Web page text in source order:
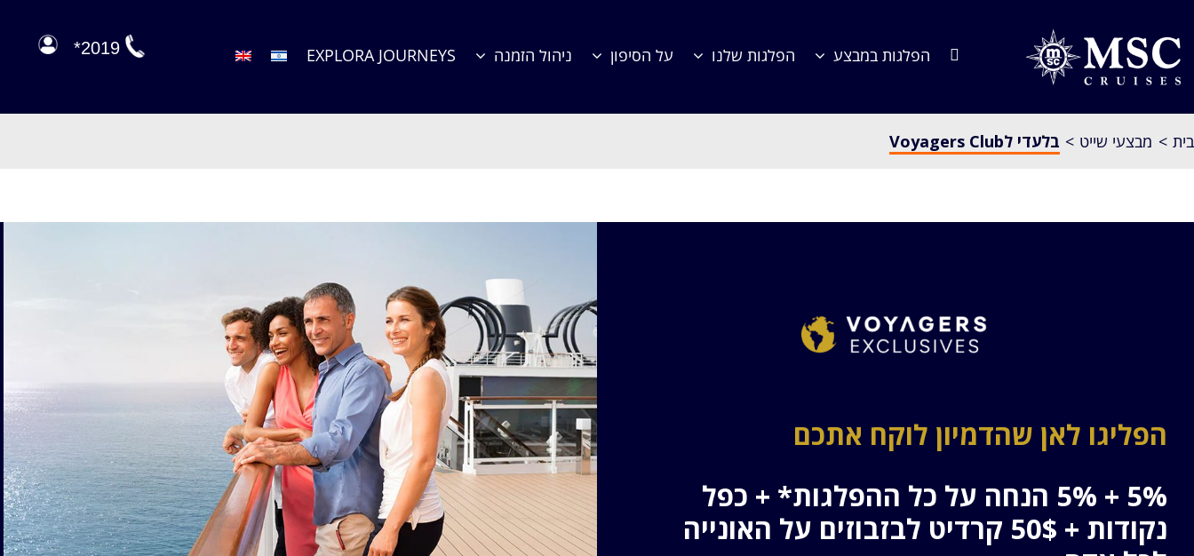
הפלגות במבצע הפלגות שלנו על הסיפון ניהול הזמנה EXPLORA JOURNEYS
2019*
בית מבצעי שייט בלעדי לVoyagers Club
הפליגו לאן שהדמיון לוקח אתכם
5% + 5% הנחה על כל ההפלגות* + כפל
נקודות + 50$ קרדיט לבזבוזים על האונייה